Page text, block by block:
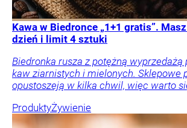
Kawa w Biedronce „1+1 gratis”.
dzień i limit 4 sztuki
Biedronka rusza z potężną wyprzedażą
kaw ziarnistych i mielonych. Sklepowe
opustoszeją w kilka chwil, więc warto
ProduktyŻywienie